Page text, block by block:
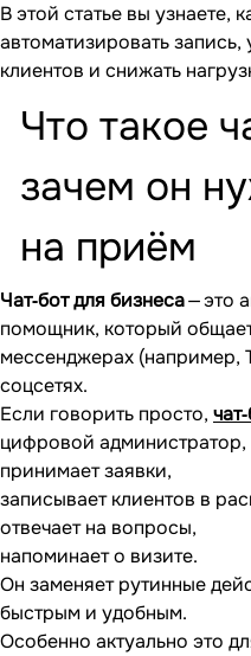
В этой статье вы узнаете,
автоматизировать запись,
клиентов и снижать
Что такое
зачем он
на приём
Чат‐бот для бизнеса— это
помощник, который
мессенджерах (например,
соцсетях.
Если говорить просто,
цифровой администратор,
принимает заявки,
записывает клиентов в
отвечает на вопросы,
напоминает о визите.
Он заменяет рутинные
быстрым и удобным.
Особенно актуально это